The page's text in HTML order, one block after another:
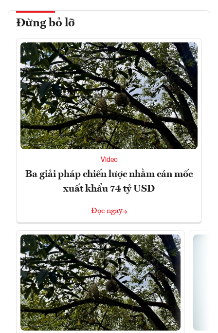
Đừng bỏ lỡ
Video
Ba giải pháp chiến lược nhằm cán mốc
xuất khẩu 74 tỷ USD
Đọc ngay